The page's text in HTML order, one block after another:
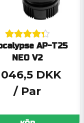
AP-T25
NEO V2
046,5 DKK
/ Par